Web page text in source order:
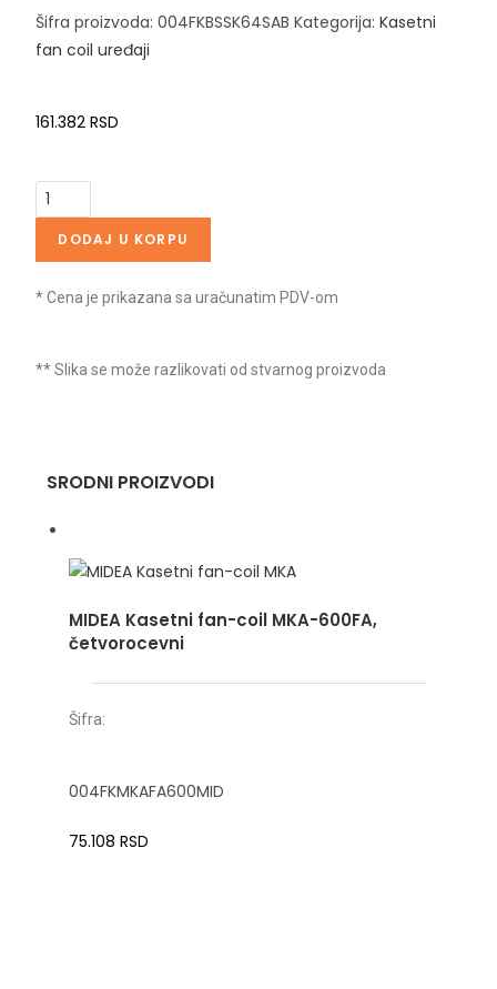
Šifra proizvoda:004FKBSSK64SAB Kategorija:Kasetni
fan coil uređaji
161.382RSD
DODAJ U KORPU
* Cena je prikazana sa uračunatim PDV-om
** Slika se može razlikovati od stvarnog proizvoda
SRODNI PROIZVODI
MIDEA Kasetni fan-coil MKA-600FA,
četvorocevni
Šifra:
004FKMKAFA600MID
75.108RSD